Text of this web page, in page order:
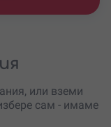
или вземи
сам - имаме